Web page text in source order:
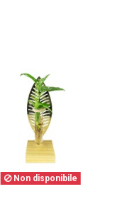
Non disponibile